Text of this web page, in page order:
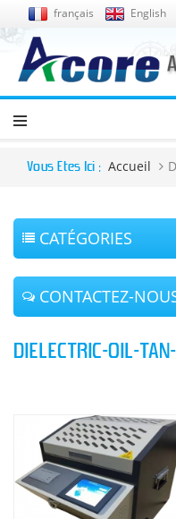
français English
Vous Êtes Ici : Accueil
CATÉGORIES
CONTACTEZ-
DIELECTRIC-OIL-